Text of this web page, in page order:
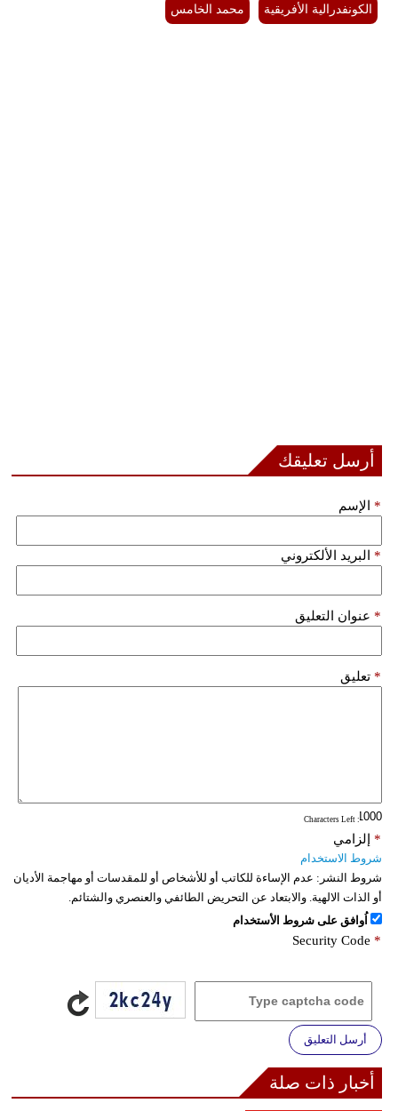
الكونفدرالية الأفريقية محمد الخامس
أرسل تعليقك
الإسم *
البريد الألكتروني *
عنوان التعليق *
تعليق *
: Characters Left
إلزامي *
شروط الاستخدام
شروط النشر: عدم الإساءة للكاتب أو للأشخاص أو للمقدسات أو مهاجمة الأديان
أو الذات الالهية. والابتعاد عن التحريض الطائفي والعنصري والشتائم.
اُوافق على شروط الأستخدام
Security Code *
أرسل التعليق
أخبار ذات صلة